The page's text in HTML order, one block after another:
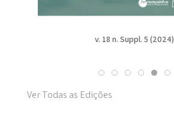
v. 18 n. Suppl. 5 (2024)
Ver Todas as Edições